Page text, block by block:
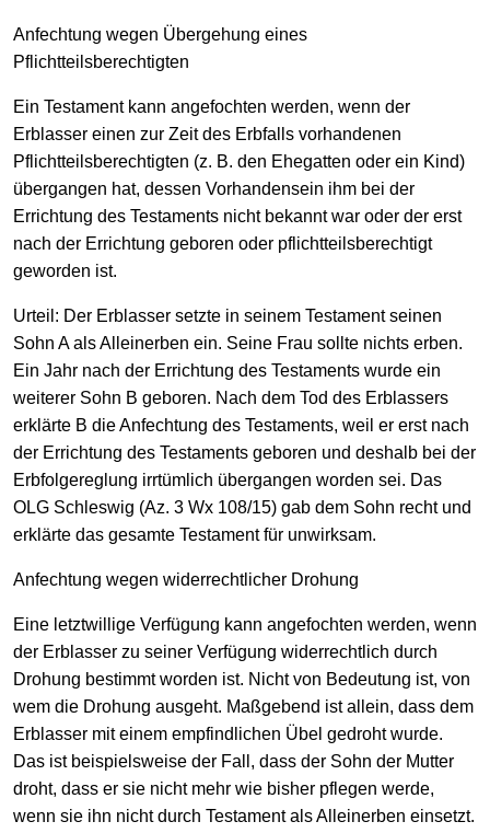
Anfechtung wegen Übergehung eines
Pflichtteilsberechtigten
Ein Testament kann angefochten werden, wenn der
Erblasser einen zur Zeit des Erbfalls vorhandenen
Pflichtteilsberechtigten (z. B. den Ehegatten oder ein Kind)
übergangen hat, dessen Vorhandensein ihm bei der
Errichtung des Testaments nicht bekannt war oder der erst
nach der Errichtung geboren oder pflichtteilsberechtigt
geworden ist.
Urteil: Der Erblasser setzte in seinem Testament seinen
Sohn A als Alleinerben ein. Seine Frau sollte nichts erben.
Ein Jahr nach der Errichtung des Testaments wurde ein
weiterer Sohn B geboren. Nach dem Tod des Erblassers
erklärte B die Anfechtung des Testaments, weil er erst nach
der Errichtung des Testaments geboren und deshalb bei der
Erbfolgereglung irrtümlich übergangen worden sei. Das
OLG Schleswig (Az. 3 Wx 108/15) gab dem Sohn recht und
erklärte das gesamte Testament für unwirksam.
Anfechtung wegen widerrechtlicher Drohung
Eine letztwillige Verfügung kann angefochten werden, wenn
der Erblasser zu seiner Verfügung widerrechtlich durch
Drohung bestimmt worden ist. Nicht von Bedeutung ist, von
wem die Drohung ausgeht. Maßgebend ist allein, dass dem
Erblasser mit einem empfindlichen Übel gedroht wurde.
Das ist beispielsweise der Fall, dass der Sohn der Mutter
droht, dass er sie nicht mehr wie bisher pflegen werde,
wenn sie ihn nicht durch Testament als Alleinerben einsetzt.